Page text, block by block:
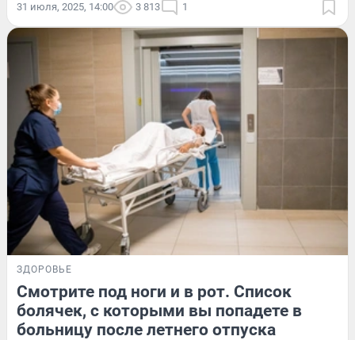
31 июля, 2025, 14:00 3 813 1
ЗДОРОВЬЕ
Смотрите под ноги и в рот. Список
болячек, с которыми вы попадете в
больницу после летнего отпуска